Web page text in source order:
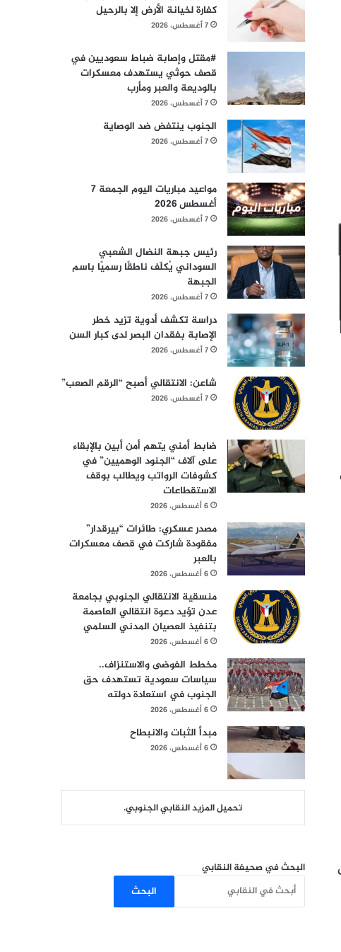
كفارة لخيانة الأرض إلا بالرحيل
7 أغسطس، 2026
#مقتل وإصابة ضباط سعوديين في
قصف حوثي يستهدف معسكرات
بالوديعة والعبر ومأرب
7 أغسطس، 2026
الجنوب ينتفض ضد الوصاية
7 أغسطس، 2026
مواعيد مباريات اليوم الجمعة 7
أغسطس 2026
7 أغسطس، 2026
رئيس جبهة النضال الشعبي
السوداني يُكلّف ناطقًا رسميًا باسم
الجبهة
7 أغسطس، 2026
دراسة تكشف أدوية تزيد خطر
الإصابة بفقدان البصر لدى كبار السن
7 أغسطس، 2026
شاعن: الانتقالي أصبح “الرقم الصعب”
7 أغسطس، 2026
ضابط أمني يتهم أمن أبين بالإبقاء
على آلاف “الجنود الوهميين” في
كشوفات الرواتب ويطالب بوقف
الاستقطاعات
6 أغسطس، 2026
مصدر عسكري: طائرات “بيرقدار”
مفقودة شاركت في قصف معسكرات
بالعبر
6 أغسطس، 2026
منسقية الانتقالي الجنوبي بجامعة
عدن تؤيد دعوة انتقالي العاصمة
بتنفيذ العصيان المدني السلمي
6 أغسطس، 2026
مخطط الفوضى والاستنزاف..
سياسات سعودية تستهدف حق
الجنوب في استعادة دولته
6 أغسطس، 2026
مبدأ الثبات والانبطاح
6 أغسطس، 2026
تحميل المزيد النقابي الجنوبي.
البحث في صحيفة النقابي
البحث